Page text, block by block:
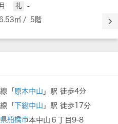
礼
-
㎡ / 5階
「 原木中山 」駅 徒歩4分
「下総中山 」駅 徒歩17分
船橋市本中山６丁目9-8